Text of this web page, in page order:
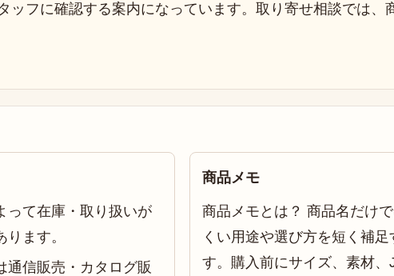
フに確認する案内になっています。取り寄せ相談では、
って在庫・取り扱いが
ます。
通信販売・カタログ販
商品メモ
商品メモとは？ 商品名だけ
くい用途や選び方を短く補足
す。購入前にサイズ、素材、